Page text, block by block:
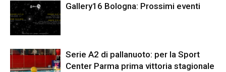
Gallery16 Bologna: Prossimi eventi
Serie A2 di pallanuoto: per la Sport
Center Parma prima vittoria stagionale